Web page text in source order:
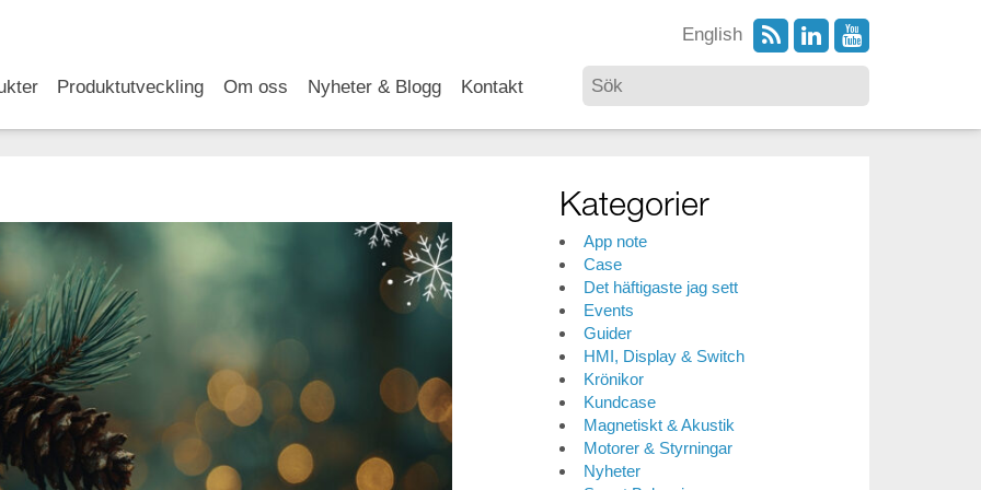
Produktutveckling Om oss Nyheter & Blogg Kontakt
English
Kategorier
App note
Case
Det häftigaste jag sett
Events
Guider
HMI, Display & Switch
Krönikor
Kundcase
Magnetiskt & Akustik
Motorer & Styrningar
Nyheter